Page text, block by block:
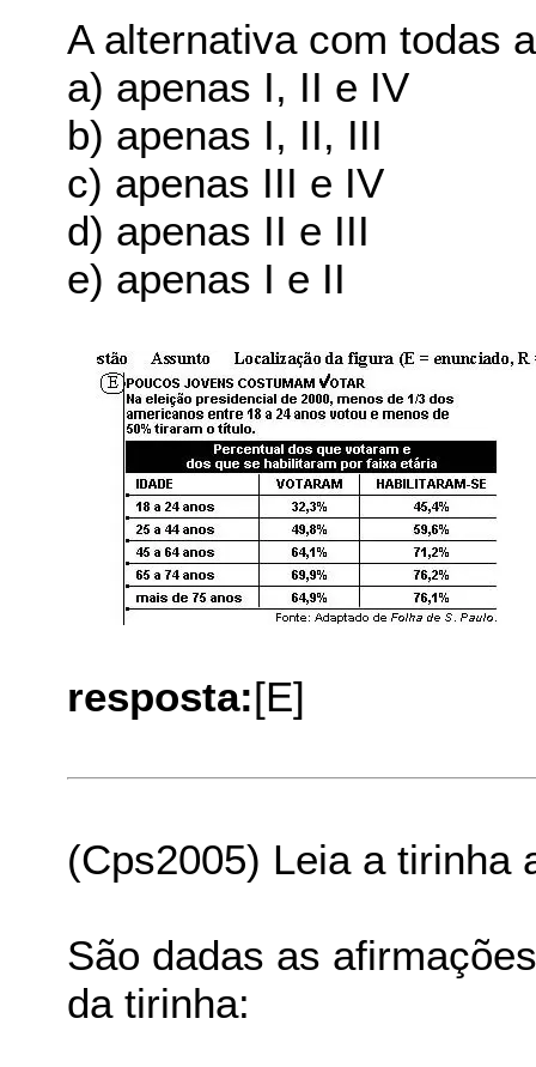
A alternativa com todas
a) apenas I, II e IV
b) apenas I, II, III
c) apenas III e IV
d) apenas II e III
e) apenas I e II
resposta:[E]
(Cps2005) Leia a tirinha
São dadas as
da tirinha: